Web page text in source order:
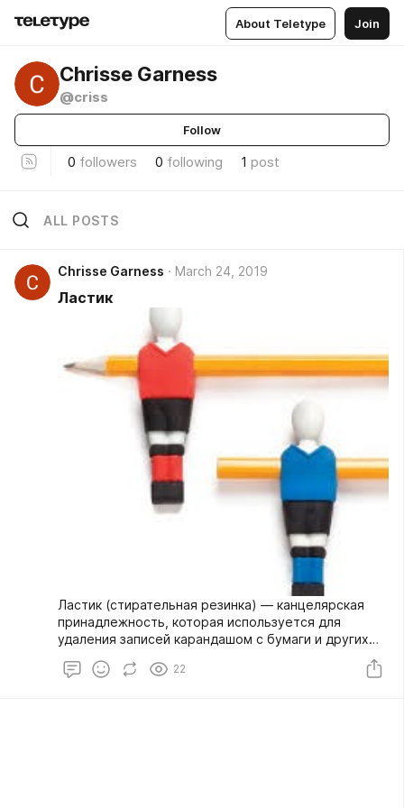
About Teletype Join
Chrisse Garness
@criss
Follow
0 followers 0 following 1 post
ALL POSTS
Chrisse Garness March 24, 2019
Ластик
Ластик (стирательная резинка) — канцелярская
принадлежность, которая используется для
удаления записей карандашом с бумаги и других
поверхностей, предназначенных для письма. Есть
специальные ручки, чернила, которые также
22